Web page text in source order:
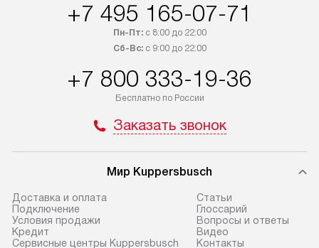
интересен товар «Под заказ»,
приобретения с менеджером сайта.
доставляются бесплатно
по Москве в пределах МКАД,
не предусмотрена.
доставки доставит упакованный
Если необходимо переместить
прибор до места установки,
пожалуйста, предварительно
по монтажу
материалы.
Готовые
предполагают,
от категории,
+7 495 165-07-71
Пн-Пт:с 8:00 до 22:00
Сб-Вс:с 9:00 до 22:00
+7 800 333-19-36
Бесплатно по России
Заказать звонок
Мир Kuppersbusch
Доставка и оплата
Подключение
Условия продажи
Кредит
Сервисные центры Kuppersbusch
Cтатьи
Глоссарий
Вопросы и ответы
Видео
Контакты